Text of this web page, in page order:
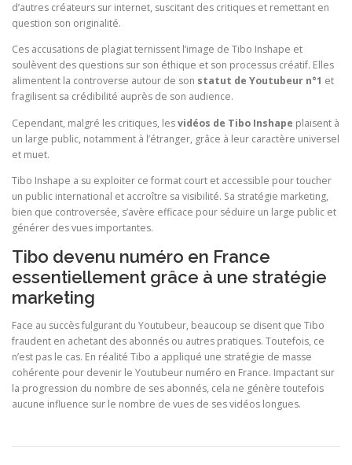
d’autres créateurs sur internet, suscitant des critiques et remettant en
question son originalité.
Ces accusations de plagiat ternissent l’image de Tibo Inshape et
soulèvent des questions sur son éthique et son processus créatif. Elles
alimentent la controverse autour de son statut de Youtubeur n°1 et
fragilisent sa crédibilité auprès de son audience.
Cependant, malgré les critiques, lesvidéos de Tibo Inshape plaisent à
un large public, notamment à l’étranger, grâce à leur caractère universel
et muet.
Tibo Inshape a su exploiter ce format court et accessible pour toucher
un public international et accroître sa visibilité. Sa stratégie marketing,
bien que controversée, s’avère efficace pour séduire un large public et
générer des vues importantes.
Tibo devenu numéro en France
essentiellement grâce à une stratégie
marketing
Face au succès fulgurant du Youtubeur, beaucoup se disent que Tibo
fraudent en achetant des abonnés ou autres pratiques. Toutefois, ce
n’est pas le cas. En réalité Tibo a appliqué une stratégie de masse
cohérente pour devenir le Youtubeur numéro en France. Impactant sur
la progression du nombre de ses abonnés, cela ne génère toutefois
aucune influence sur le nombre de vues de ses vidéos longues.